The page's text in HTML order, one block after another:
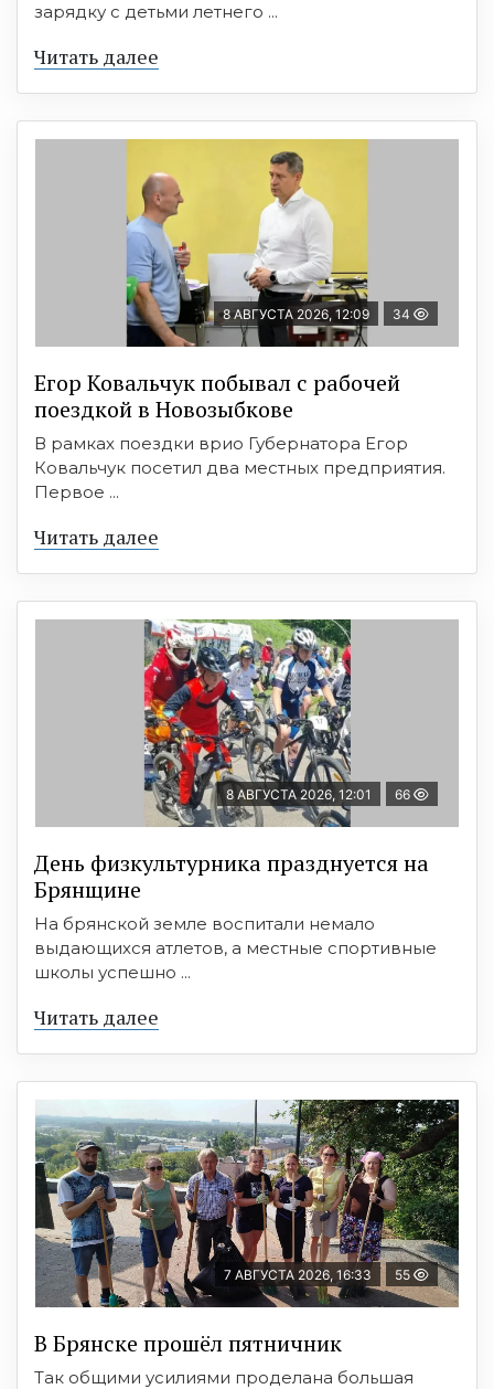
зарядку с детьми летнего ...
Читать далее
8 АВГУСТА 2026, 12:09 34
Егор Ковальчук побывал с рабочей
поездкой в Новозыбкове
В рамках поездки врио Губернатора Егор
Ковальчук посетил два местных предприятия.
Первое ...
Читать далее
8 АВГУСТА 2026, 12:01 66
День физкультурника празднуется на
Брянщине
На брянской земле воспитали немало
выдающихся атлетов, а местные спортивные
школы успешно ...
Читать далее
7 АВГУСТА 2026, 16:33 55
В Брянске прошёл пятничник
Так общими усилиями проделана большая